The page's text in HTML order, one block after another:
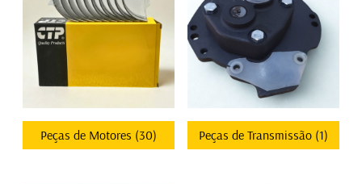
Peças de Motores (30) Peças de Transmissão (1)